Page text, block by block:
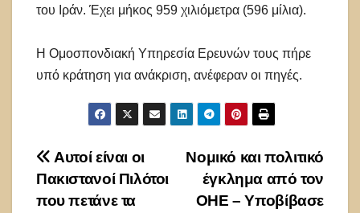
του Ιράν. Έχει μήκος 959 χιλιόμετρα (596 μίλια).
Η Ομοσπονδιακή Υπηρεσία Ερευνών τους πήρε
υπό κράτηση για ανάκριση, ανέφεραν οι πηγές.
Πλοήγηση
άρθρων
Νομικό και πολιτικό
έγκλημα από τον
ΟΗΕ – Υποβίβασε
Αυτοί είναι οι
Πακιστανοί Πιλότοι
που πετάνε τα